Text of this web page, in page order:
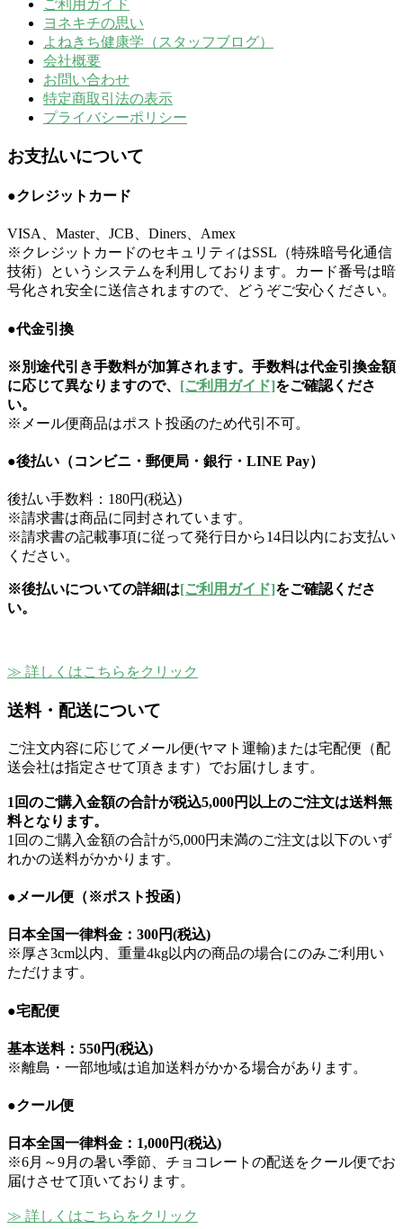
ご利用ガイド
ヨネキチの思い
よねきち健康学（スタッフブログ）
会社概要
お問い合わせ
特定商取引法の表示
プライバシーポリシー
お支払いについて
●クレジットカード
VISA、Master、JCB、Diners、Amex
※クレジットカードのセキュリティはSSL（特殊暗号化通信
技術）というシステムを利用しております。カード番号は暗
号化され安全に送信されますので、どうぞご安心ください。
●代金引換
※別途代引き手数料が加算されます。手数料は代金引換金額
に応じて異なりますので、 [ご利用ガイド]をご確認くださ
い。
※メール便商品はポスト投函のため代引不可。
●後払い（コンビニ・郵便局・銀行・LINE Pay）
後払い手数料：180円(税込)
※請求書は商品に同封されています。
※請求書の記載事項に従って発行日から14日以内にお支払い
ください。
※後払いについての詳細は[ご利用ガイド]をご確認くださ
い。
≫ 詳しくはこちらをクリック
送料・配送について
ご注文内容に応じてメール便(ヤマト運輸)または宅配便（配
送会社は指定させて頂きます）でお届けします。
1回のご購入金額の合計が税込5,000円以上のご注文は送料無
料となります。
1回のご購入金額の合計が5,000円未満のご注文は以下のいず
れかの送料がかかります。
●メール便（※ポスト投函）
日本全国一律料金： 300円(税込)
※厚さ3cm以内、重量4kg以内の商品の場合にのみご利用い
ただけます。
●宅配便
基本送料： 550円(税込)
※離島・一部地域は追加送料がかかる場合があります。
●クール便
日本全国一律料金： 1,000円(税込)
※6月～9月の暑い季節、チョコレートの配送をクール便でお
届けさせて頂いております。
≫ 詳しくはこちらをクリック